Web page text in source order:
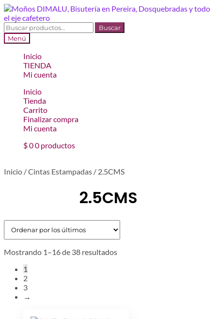
Ir
a
la
navegación
Ir
al
contenido
Buscar
por:
Buscar
Menú
Inicio
TIENDA
Mi cuenta
Inicio
Tienda
Carrito
Finalizar compra
Mi cuenta
$00 productos
Inicio /Cintas Estampadas / 2.5CMS
2.5CMS
Mostrando 1–16 de 38 resultadosOrdenado
1
2
3
→